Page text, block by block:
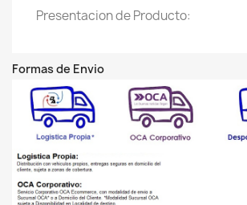
Presentacion de Producto:
Formas de Envio